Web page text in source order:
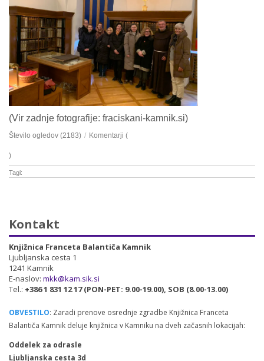
(Vir zadnje fotografije: fraciskani-kamnik.si)
Število ogledov (2183) / Komentarji (
)
Tagi:
Kontakt
Knjižnica Franceta Balantiča Kamnik
Ljubljanska cesta 1
1241 Kamnik
E-naslov: mkk@kam.sik.si
Tel.: +386 1 831 12 17 (PON-PET: 9.00-19.00), SOB (8.00-13.00)
OBVESTILO: Zaradi prenove osrednje zgradbe Knjižnica Franceta
Balantiča Kamnik deluje knjižnica v Kamniku na dveh začasnih lokacijah:
Oddelek za odrasle
Ljubljanska cesta 3d